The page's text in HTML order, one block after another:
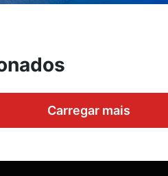
Carregar mais